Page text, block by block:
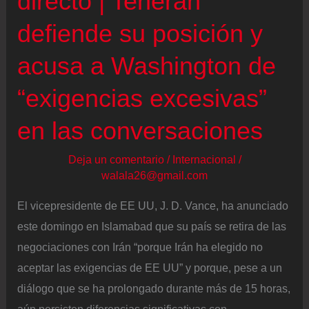
EE
UU
anuncia
bloqueo
en
vigor
en
la
mañana
defiende su posición y
acusa a Washington de
“exigencias excesivas”
en las conversaciones
Deja un comentario / Internacional /
walala26@gmail.com
El vicepresidente de EE UU, J. D. Vance, ha anunciado
este domingo en Islamabad que su país se retira de las
negociaciones con Irán “porque Irán ha elegido no
aceptar las exigencias de EE UU” y porque, pese a un
diálogo que se ha prolongado durante más de 15 horas,